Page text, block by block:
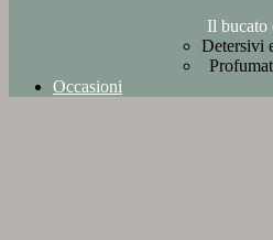
Il bucato
Detersivi
Occasioni